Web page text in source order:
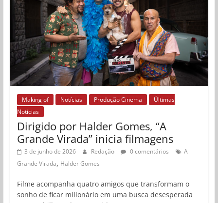
Making of Notícias Produção Cinema
Últimas
Notícias
Dirigido por Halder Gomes, “A
Grande Virada” inicia filmagens
3 de junho de 2026 Redação 0 comentários
A
Grande Virada, Halder Gomes
Filme acompanha quatro amigos que transformam o
sonho de ficar milionário em uma busca desesperada